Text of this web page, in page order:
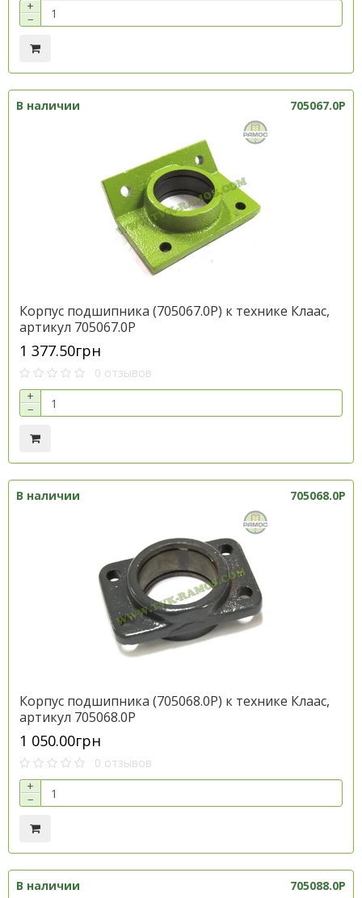
+
−
В наличии 705067.0P
Корпус подшипника (705067.0P) к технике Клаас,
артикул 705067.0P
1 377.50грн
0 отзывов
+
−
В наличии 705068.0P
Корпус подшипника (705068.0P) к технике Клаас,
артикул 705068.0P
1 050.00грн
0 отзывов
+
−
В наличии 705088.0P